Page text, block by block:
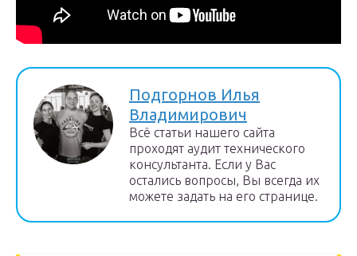
Подгорнов Илья
Владимирович
Всё статьи нашего сайта
проходят аудит технического
консультанта. Если у Вас
остались вопросы, Вы всегда их
можете задать на его странице.